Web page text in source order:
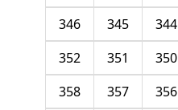
344
345
346
350
351
352
356
357
358